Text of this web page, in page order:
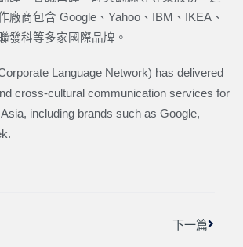
廠商包含 Google、Yahoo、IBM、IKEA、
發科等多家國際品牌。
Language Network) has delivered
cross-cultural communication services for
including brands such as Google,
下一篇